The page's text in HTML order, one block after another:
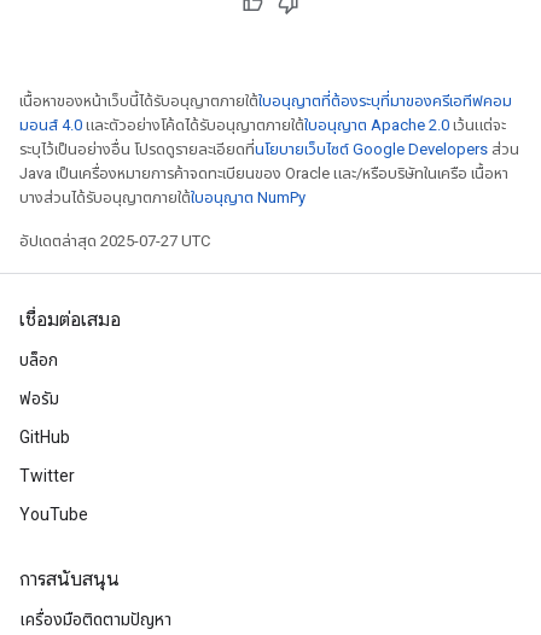
เนื้อหาของหน้าเว็บนี้ได้รับอนุญาตภายใต้ใบอนุญาตที่ต้องระบุที่มาของครีเอทีฟคอม
มอนส์ 4.0 และตัวอย่างโค้ดได้รับอนุญาตภายใต้ใบอนุญาต Apache 2.0 เว้นแต่จะ
ระบุไว้เป็นอย่างอื่น โปรดดูรายละเอียดที่นโยบายเว็บไซต์ Google Developers ส่วน
Java เป็นเครื่องหมายการค้าจดทะเบียนของ Oracle และ/หรือบริษัทในเครือ เนื้อหา
บางส่วนได้รับอนุญาตภายใต้ใบอนุญาต NumPy
อัปเดตล่าสุด 2025-07-27 UTC
เชื่อมต่อเสมอ
บล็อก
ฟอรัม
GitHub
Twitter
YouTube
การสนับสนุน
เครื่องมือติดตามปัญหา